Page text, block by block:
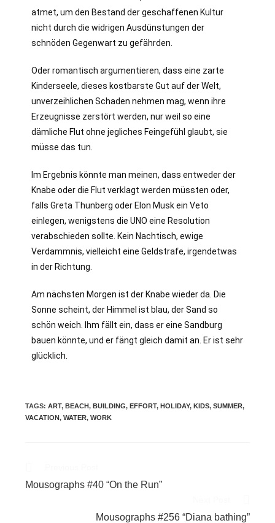
atmet, um den Bestand der geschaffenen Kultur
nicht durch die widrigen Ausdünstungen der
schnöden Gegenwart zu gefährden.
Oder romantisch argumentieren, dass eine zarte
Kinderseele, dieses kostbarste Gut auf der Welt,
unverzeihlichen Schaden nehmen mag, wenn ihre
Erzeugnisse zerstört werden, nur weil so eine
dämliche Flut ohne jegliches Feingefühl glaubt, sie
müsse das tun.
Im Ergebnis könnte man meinen, dass entweder der
Knabe oder die Flut verklagt werden müssten oder,
falls Greta Thunberg oder Elon Musk ein Veto
einlegen, wenigstens die UNO eine Resolution
verabschieden sollte. Kein Nachtisch, ewige
Verdammnis, vielleicht eine Geldstrafe, irgendetwas
in der Richtung.
Am nächsten Morgen ist der Knabe wieder da. Die
Sonne scheint, der Himmel ist blau, der Sand so
schön weich. Ihm fällt ein, dass er eine Sandburg
bauen könnte, und er fängt gleich damit an. Er ist sehr
glücklich.
TAGS:ART, BEACH, BUILDING, EFFORT, HOLIDAY, KIDS, SUMMER,
VACATION, WATER, WORK
Mousographs #40 “On the Run”
Mousographs #256 “Diana bathing”